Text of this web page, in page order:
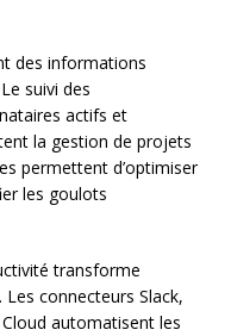
des informations
suivi des
actifs et
la gestion de projets
permettent d’optimiser
les goulots
transforme
connecteurs Slack,
automatisent les